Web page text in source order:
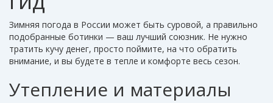
Зимняя погода в России может быть суровой, а правильно
подобранные ботинки — ваш лучший союзник. Не нужно
тратить кучу денег, просто поймите, на что обратить
внимание, и вы будете в тепле и комфорте весь сезон.
Утепление и материалы